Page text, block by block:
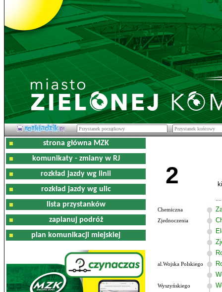
strona główna MZK
komunikaty - zmiany w RJ
rozkład jazdy wg linii
rozkład jazdy wg ulic
lista przystanków
zaplanuj podróż
plan komunikacji miejskiej
2
Chemiczna
Zjednoczenia
al.Wojska Polskiego
Wyszyńskiego